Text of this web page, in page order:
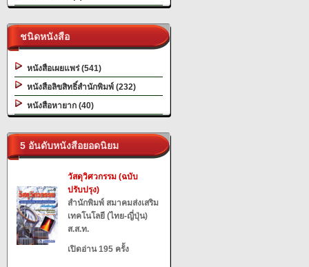
ชนิดหนังสือ
หนังสือเผยแพร่ (541)
หนังสือลิขสิทธิ์สำนักพิมพ์ (232)
หนังสือหายาก (40)
5 อันดับหนังสือยอดนิยม
วัสดุวิศวกรรม (ฉบับ
ปรับปรุง)
สำนักพิมพ์ สมาคมส่งเสริม
เทคโนโลยี (ไทย-ญี่ปุ่น)
ส.ส.ท.
เปิดอ่าน 195 ครั้ง